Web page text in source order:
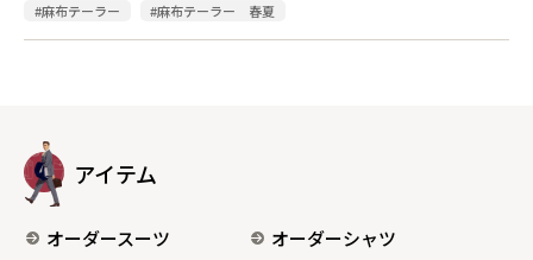
#麻布テーラー
#麻布テーラー 春夏
アイテム
オーダースーツ
オーダーシャツ